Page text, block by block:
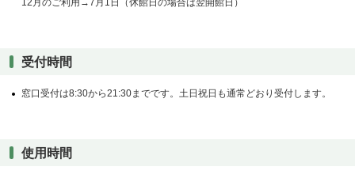
12月のご利用→7月1日（休館日の場合は翌開館日）
受付時間
窓口受付は8:30から21:30までです。土日祝日も通常どおり受付します。
使用時間